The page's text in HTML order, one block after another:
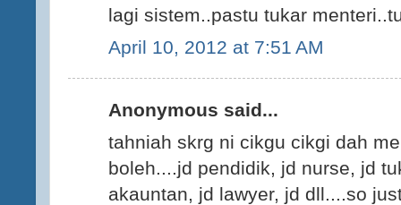
lagi sistem..pastu tukar
April 10, 2012 at 7:51 AM
Anonymous said...
tahniah skrg ni cikgu cikgi dah
boleh....jd pendidik, jd nurse, jd
akauntan, jd lawyer, jd dll....so